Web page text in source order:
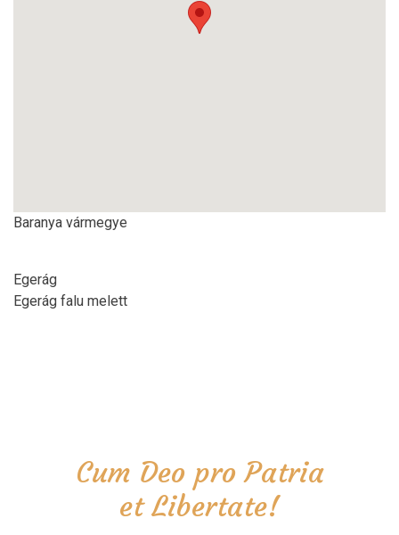
Baranya vármegye
Egerág
Egerág falu melett
Cum Deo pro Patria
et Libertate!